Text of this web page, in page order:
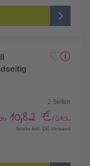
Rückseite unbedruckt)
2 Seiten
10,82 €/Stck.
brutto inkl. DE-Versand
bedruckt)